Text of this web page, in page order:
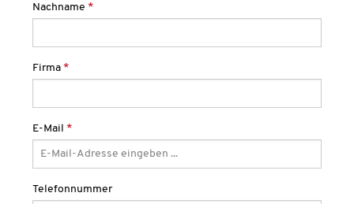
Nachname *
Firma *
E-Mail *
Telefonnummer